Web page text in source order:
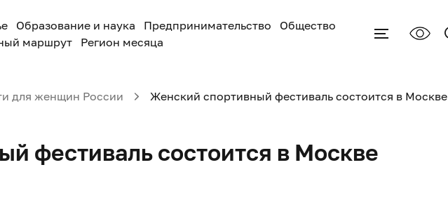
Образование и наука Предпринимательство
Общество
маршрут Регион месяца
для женщин России Женский спортивный фестиваль состоится в Москве
фестиваль состоится в Москве